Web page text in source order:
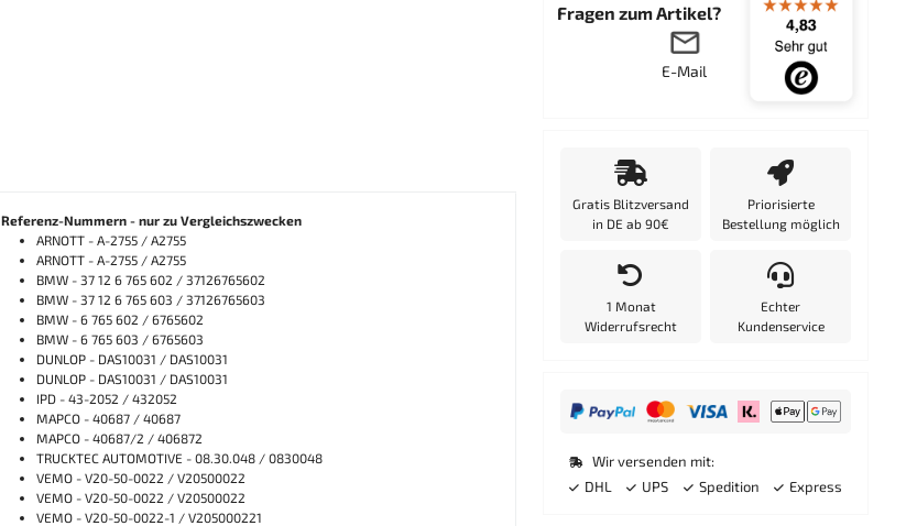
Referenz-Nummern - nur zu Vergleichszwecken
ARNOTT - A-2755 / A2755
ARNOTT - A-2755 / A2755
BMW - 37 12 6 765 602 / 37126765602
BMW - 37 12 6 765 603 / 37126765603
BMW - 6 765 602 / 6765602
BMW - 6 765 603 / 6765603
DUNLOP - DAS10031 / DAS10031
DUNLOP - DAS10031 / DAS10031
IPD - 43-2052 / 432052
MAPCO - 40687 / 40687
MAPCO - 40687/2 / 406872
TRUCKTEC AUTOMOTIVE - 08.30.048 / 0830048
VEMO - V20-50-0022 / V20500022
VEMO - V20-50-0022 / V20500022
VEMO - V20-50-0022-1 / V205000221
Fragen zum Artikel?
E-Mail
Gratis Blitzversand
in DE ab 90€
Priorisierte
Bestellung möglich
1 Monat
Widerrufsrecht
Echter
Kundenservice
Wir versenden mit:
DHL
UPS Spedition Express